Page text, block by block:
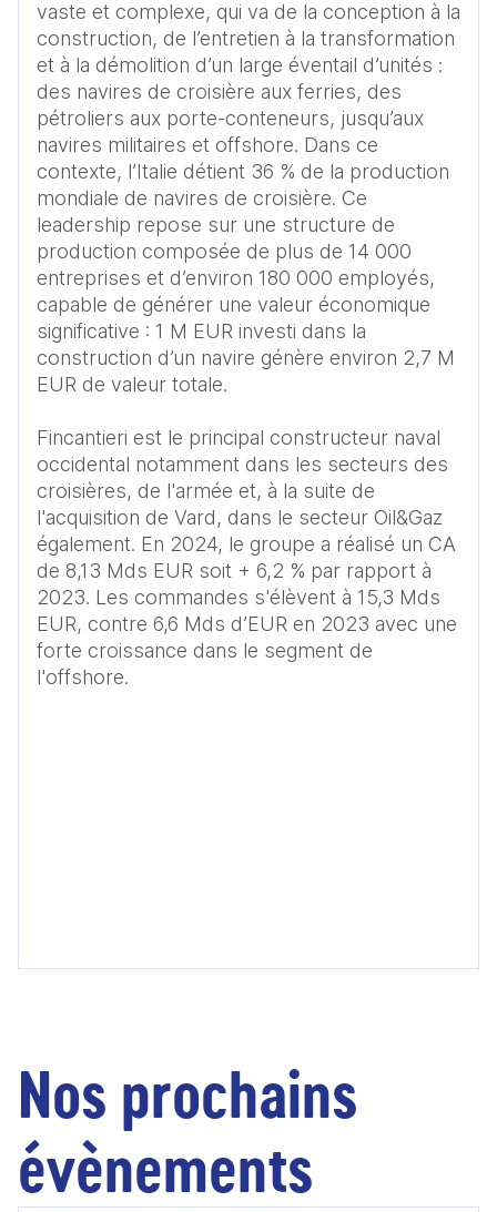
vaste et complexe, qui va de la conception à la
construction, de l’entretien à la transformation
et à la démolition d’un large éventail d’unités :
des navires de croisière aux ferries, des
pétroliers aux porte-conteneurs, jusqu’aux
navires militaires et offshore. Dans ce
contexte, l’Italie détient 36 % de la production
mondiale de navires de croisière. Ce
leadership repose sur une structure de
production composée de plus de 14 000
entreprises et d’environ 180 000 employés,
capable de générer une valeur économique
significative : 1 M EUR investi dans la
construction d’un navire génère environ 2,7 M
EUR de valeur totale.
Fincantieri est le principal constructeur naval
occidental notamment dans les secteurs des
croisières, de l'armée et, à la suite de
l'acquisition de Vard, dans le secteur Oil&Gaz
également. En 2024, le groupe a réalisé un CA
de 8,13 Mds EUR soit + 6,2 % par rapport à
2023. Les commandes s'élèvent à 15,3 Mds
EUR, contre 6,6 Mds d’EUR en 2023 avec une
forte croissance dans le segment de
Nos prochains
évènements